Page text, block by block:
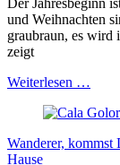
Der Jahresbeginn
und Weihnachten
graubraun, es wird
zeigt
Weiterlesen …
Omis
Wanderer, kommst
Hause